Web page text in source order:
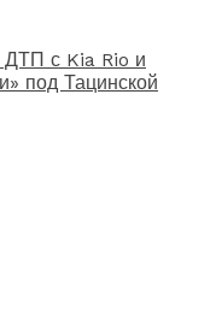
ДТП с Kia Rio и
под Тацинской